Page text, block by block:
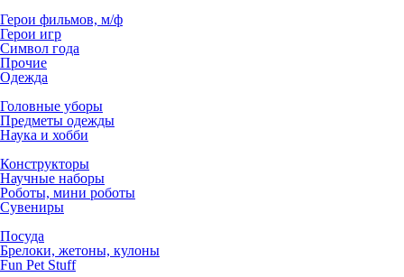
Герои фильмов, м/ф
Герои игр
Символ года
Прочие
Одежда
Головные уборы
Предметы одежды
Наука и хобби
Конструкторы
Научные наборы
Роботы, мини роботы
Сувениры
Посуда
Брелоки, жетоны, кулоны
Fun Pet Stuff